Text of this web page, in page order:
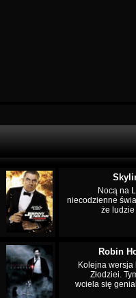
Nocą na
niecodzienne
że
Robin
Kolejna wersja
Złodziei.
wciela się